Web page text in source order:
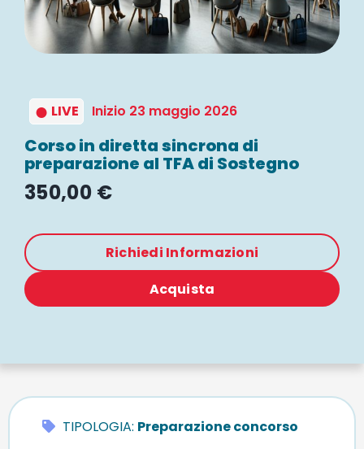
WEBINAR
SERVIZI PER
● LIVE Inizio 23 maggio 2026
Corso in diretta sincrona di
preparazione al TFA di Sostegno
350,00 €
Richiedi Informazioni
Acquista
TIPOLOGIA: Preparazione concorso